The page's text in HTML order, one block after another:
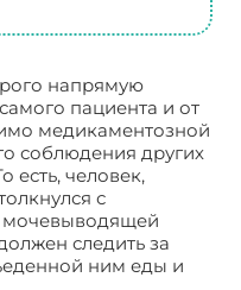
напрямую
пациента и от
медикаментозной
соблюдения других
есть, человек,
с
мочевыводящей
следить за
ним еды и